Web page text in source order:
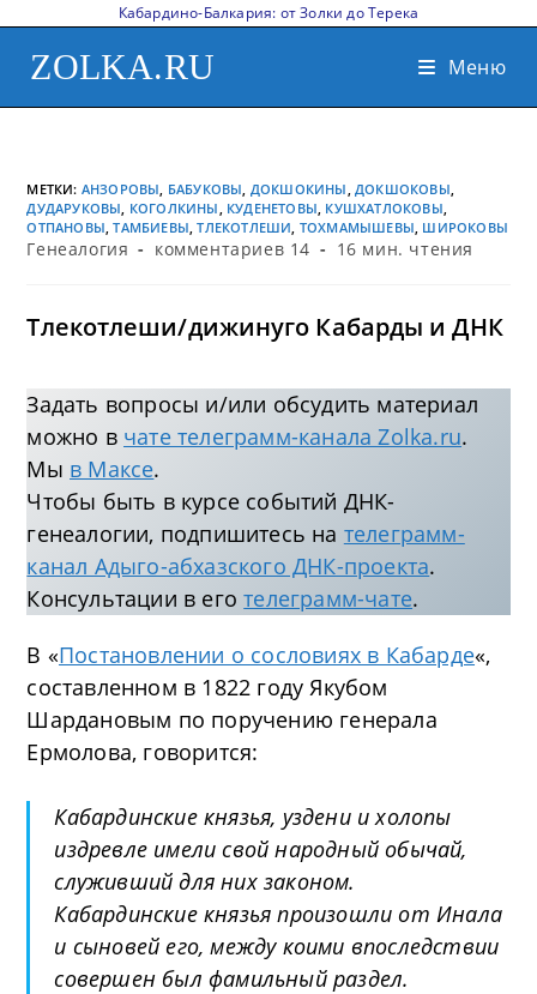
Кабардино-Балкария: от Золки до Терека
ZOLKA.RU Меню
МЕТКИ: АНЗОРОВЫ, БАБУКОВЫ, ДОКШОКИНЫ, ДОКШОКОВЫ,
ДУДАРУКОВЫ, КОГОЛКИНЫ, КУДЕНЕТОВЫ, КУШХАТЛОКОВЫ,
ОТПАНОВЫ, ТАМБИЕВЫ, ТЛЕКОТЛЕШИ, ТОХМАМЫШЕВЫ, ШИРОКОВЫ
Генеалогия комментариев 14 16 мин. чтения
Тлекотлеши/дижинуго Кабарды и ДНК
Задать вопросы и/или обсудить материал
можно в чате телеграмм-канала Zolka.ru.
Мы в Максе.
Чтобы быть в курсе событий ДНК-
генеалогии, подпишитесь на телеграмм-
канал Адыго-абхазского ДНК-проекта.
Консультации в еготелеграмм-чате.
В «Постановлении о сословиях в Кабарде«,
составленном в 1822 году Якубом
Шардановым по поручению генерала
Ермолова, говорится:
Кабардинские князья, уздени и холопы
издревле имели свой народный обычай,
служивший для них за­коном.
Кабардинские князья произошли от Инала
и сыно­вей его, между коими впоследствии
совершен был фа­мильный раздел.